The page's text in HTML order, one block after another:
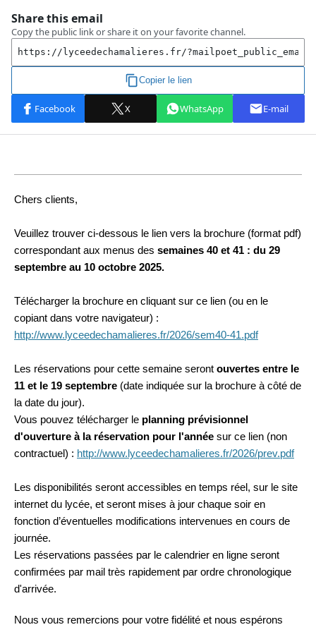
Chers clients,
Veuillez trouver ci-dessous le lien vers la brochure (format pdf)
correspondant aux menus des semaines 40 et 41 : du 29
septembre au 10 octobre 2025.
Télécharger la brochure en cliquant sur ce lien (ou en le
copiant dans votre navigateur) :
http://www.lyceedechamalieres.fr/2026/sem40-41.pdf
Les réservations pour cette semaine seront ouvertes entre le
11 et le 19 septembre (date indiquée sur la brochure à côté de
la date du jour).
Vous pouvez télécharger le planning prévisionnel
d'ouverture à la réservation pour l'année sur ce lien (non
contractuel) : http://www.lyceedechamalieres.fr/2026/prev.pdf
Les disponibilités seront accessibles en temps réel, sur le site
internet du lycée, et seront mises à jour chaque soir en
fonction d’éventuelles modifications intervenues en cours de
journée.
Les réservations passées par le calendrier en ligne seront
confirmées par mail très rapidement par ordre chronologique
d'arrivée.
Nous vous remercions pour votre fidélité et nous espérons